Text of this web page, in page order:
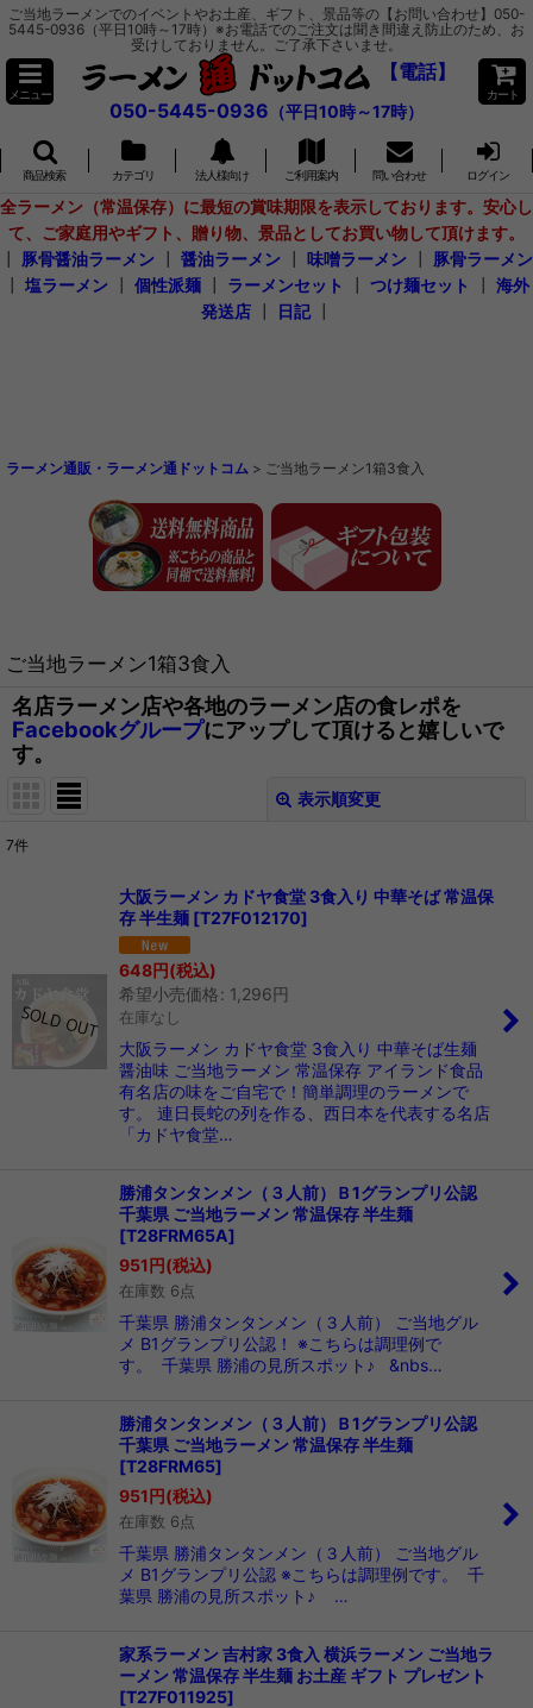
ご当地ラーメンでのイベントやお土産、ギフト、景品等の【お問い合わせ】050-
5445-0936（平日10時～17時）※お電話でのご注文は聞き間違え防止のため、お
受けしておりません。ご了承下さいませ。
メニュー
【電話】
050-5445-0936 （平日10時～17時）
カート
商品検索 カテゴリ 法人様向け ご利用案内 問い合わせ ログイン
全ラーメン（常温保存）に最短の賞味期限を表示しております。安心し
て、ご家庭用やギフト、贈り物、景品としてお買い物して頂けます。
豚骨醤油ラーメン 醤油ラーメン 味噌ラーメン
豚骨ラーメン
塩ラーメン 個性派麺 ラーメンセット つけ麺セット
海外
発送店
日記┃
ラーメン通販・ラーメン通ドットコム > ご当地ラーメン1箱3食入
ご当地ラーメン1箱3食入
名店ラーメン店や各地のラーメン店の食レポを
Facebookグループにアップして頂けると嬉しいで
す。
表示順変更
並び順:
絞り込む
7件
大阪ラーメン カドヤ食堂 3食入り 中華そば 常温保
存 半生麺 [T27F012170]
648円(税込)
希望小売価格: 1,296円
在庫なし
大阪ラーメン カドヤ食堂 3食入り 中華そば生麺
醤油味 ご当地ラーメン 常温保存 アイランド食品
有名店の味をご自宅で！簡単調理のラーメンで
す。 連日長蛇の列を作る、西日本を代表する名店
「カドヤ食堂…
勝浦タンタンメン（３人前）Ｂ1グランプリ公認
千葉県 ご当地ラーメン 常温保存 半生麺
[T28FRM65A]
951円(税込)
在庫数 6点
千葉県 勝浦タンタンメン（３人前） ご当地グル
メ B1グランプリ公認！ ※こちらは調理例で
す。 千葉県 勝浦の見所スポット♪ &nbs…
勝浦タンタンメン（３人前）Ｂ1グランプリ公認
千葉県 ご当地ラーメン 常温保存 半生麺
[T28FRM65]
951円(税込)
在庫数 6点
千葉県 勝浦タンタンメン（３人前） ご当地グル
メ B1グランプリ公認 ※こちらは調理例です。 千
葉県 勝浦の見所スポット♪ …
家系ラーメン 吉村家 3食入 横浜ラーメン ご当地ラ
ーメン 常温保存 半生麺 お土産 ギフト プレゼント
[T27F011925]